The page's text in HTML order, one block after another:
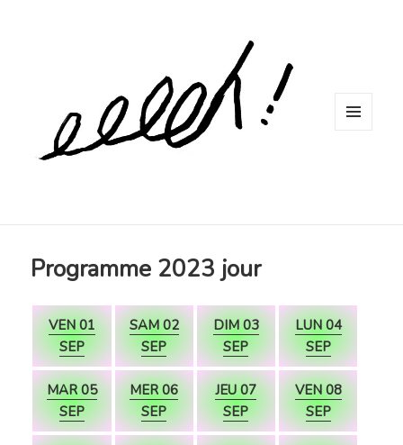
Programme 2023 jour
VEN 01
SEP
SAM 02
SEP
DIM 03
SEP
LUN 04
SEP
MAR 05
SEP
MER 06
SEP
JEU 07
SEP
VEN 08
SEP